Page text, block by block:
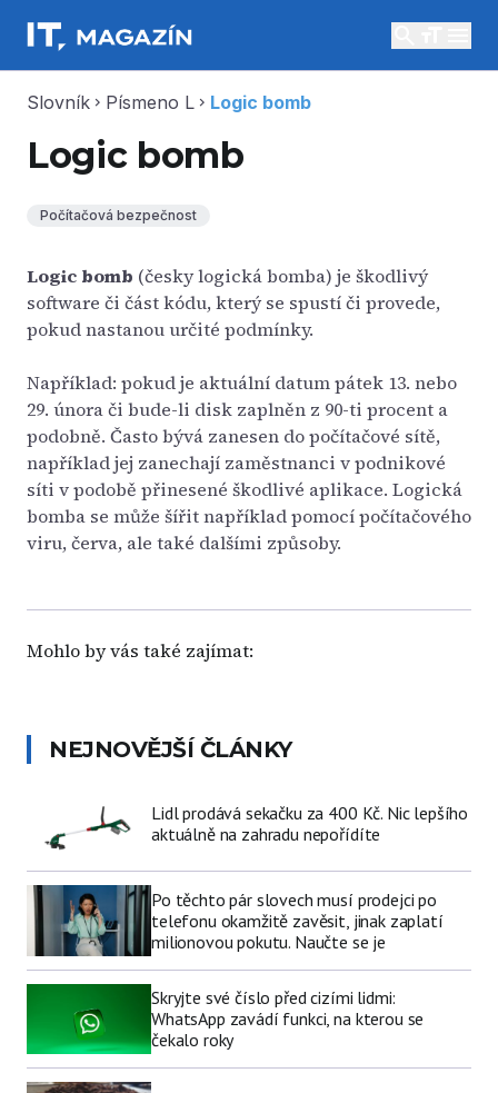
Slovník chevron_right Písmeno L chevron_right Logic bomb
Logic bomb
Počítačová bezpečnost
Logic bomb (česky logická bomba) je škodlivý
software či část kódu, který se spustí či provede,
pokud nastanou určité podmínky.
Například: pokud je aktuální datum pátek 13. nebo
29. února či bude-li disk zaplněn z 90-ti procent a
podobně. Často bývá zanesen do počítačové sítě,
například jej zanechají zaměstnanci v podnikové
síti v podobě přinesené škodlivé aplikace. Logická
bomba se může šířit například pomocí počítačového
viru, červa, ale také dalšími způsoby.
Mohlo by vás také zajímat:
NEJNOVĚJŠÍ ČLÁNKY
Lidl prodává sekačku za 400 Kč. Nic lepšího
aktuálně na zahradu nepořídíte
Po těchto pár slovech musí prodejci po
telefonu okamžitě zavěsit, jinak zaplatí
milionovou pokutu. Naučte se je
Skryjte své číslo před cizími lidmi:
WhatsApp zavádí funkci, na kterou se
čekalo roky